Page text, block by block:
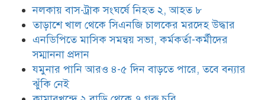
কামারখন্দে ২ বাড়ি থেকে ৭ গরু চুরি
১১ দলীয় ঐক্যের স্মারকলিপি
নলকায় বাস-ট্রাক সংঘর্ষে নিহত ২, আহত ৮
তাড়াশে খাল থেকে সিএনজি চালকের মরদেহ উদ্ধার
এনডিপিতে মাসিক সমন্বয় সভা, কর্মকর্তা-কর্মীদের
সম্মাননা প্রদান
যমুনার পানি আরও ৪-৫ দিন বাড়তে পারে, তবে বন্যার
ঝুঁকি নেই